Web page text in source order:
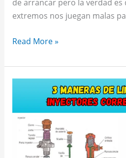
de arrancar pero la verdad es
extremos nos juegan malas
Read More »
de
limpiar
inyectores